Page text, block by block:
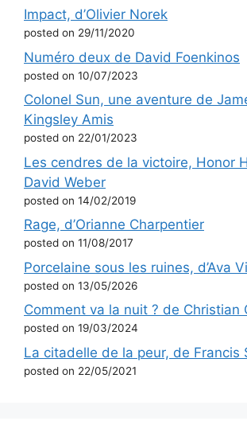
Impact, d’Olivier Norek
posted on 29/11/2020
Numéro deux de David Foenkinos
posted on 10/07/2023
Colonel Sun, une aventure de
Kingsley Amis
posted on 22/01/2023
Les cendres de la victoire, Honor
David Weber
posted on 14/02/2019
Rage, d’Orianne Charpentier
posted on 11/08/2017
Porcelaine sous les ruines, d’Ava
posted on 13/05/2026
Comment va la nuit ? de Christian
posted on 19/03/2024
La citadelle de la peur, de Francis
posted on 22/05/2021